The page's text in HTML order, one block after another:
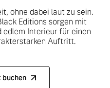
ohne dabei laut zu sein.
Editions sorgen mit
edlem Interieur für einen
Auftritt.
buchen